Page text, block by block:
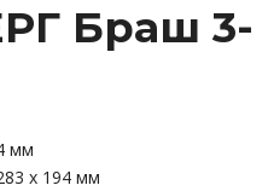
Браш 3-
мм
x 194 мм